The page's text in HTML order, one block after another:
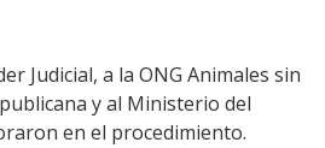
Judicial, a la ONG Animales sin
y al Ministerio del
en el procedimiento.